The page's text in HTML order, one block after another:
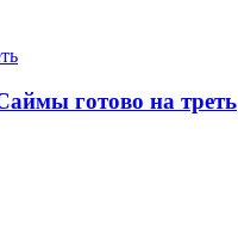
готово на треть